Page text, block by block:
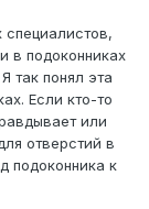
в подоконниках
так понял эта
Если кто-то
или
отверстий в
подоконника к